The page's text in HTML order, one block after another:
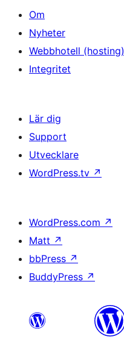
Om
Nyheter
Webbhotell (hosting)
Integritet
Lär dig
Support
Utvecklare
WordPress.tv ↗
WordPress.com ↗
Matt ↗
bbPress ↗
BuddyPress ↗